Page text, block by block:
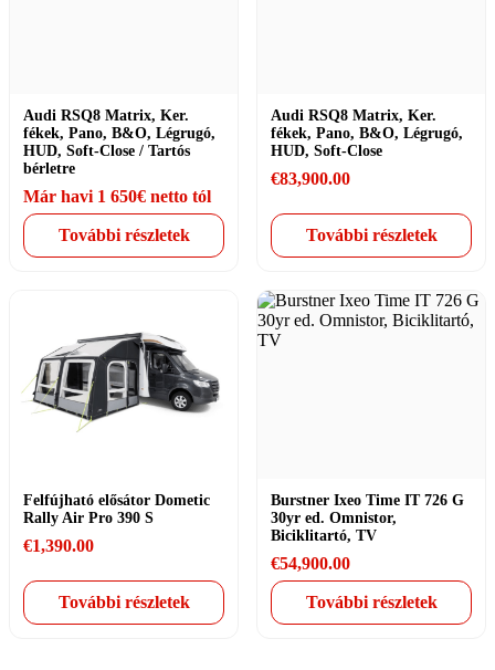
Audi RSQ8 Matrix, Ker.
fékek, Pano, B&O, Légrugó,
HUD, Soft-Close / Tartós
bérletre
Már havi 1 650€ netto tól
További részletek
Audi RSQ8 Matrix, Ker.
fékek, Pano, B&O, Légrugó,
HUD, Soft-Close
€83,900.00
További részletek
Felfújható elősátor Dometic
Rally Air Pro 390 S
€1,390.00
További részletek
Burstner Ixeo Time IT 726 G
30yr ed. Omnistor,
Biciklitartó, TV
€54,900.00
További részletek